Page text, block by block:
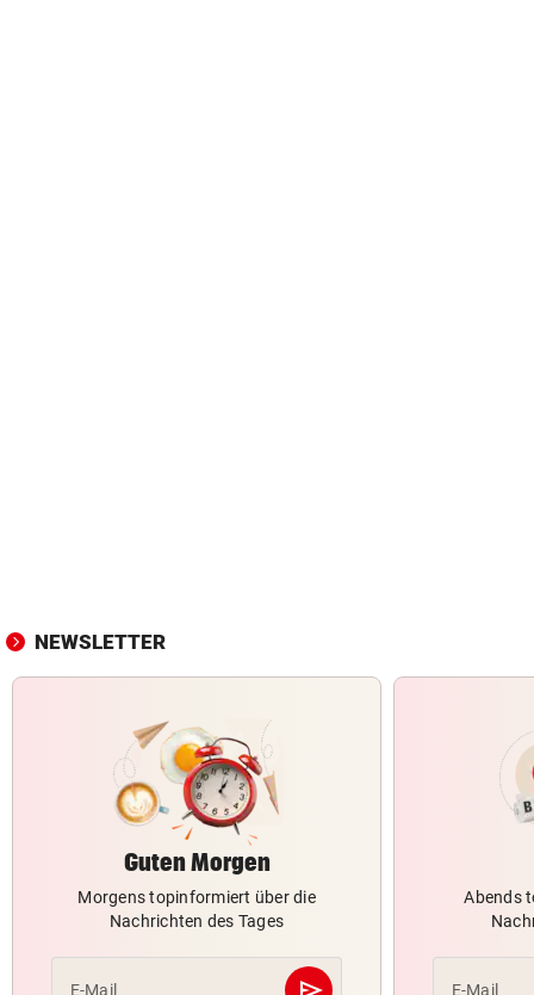
NEWSLETTER
Guten Morgen
Morgens topinformiert über die
Nachrichten des Tages
E-Mail
Abends
E-Mail